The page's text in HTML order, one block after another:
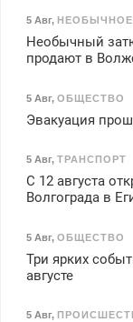
5 Авг, НЕОБЫЧНОЕ
Необычный
продают в
5 Авг, ОБЩЕСТВО
Эвакуация
5 Авг, ТРАНСПОРТ
С 12 августа
Волгограда в
5 Авг, ОБЩЕСТВО
Три ярких
августе
5 Авг,